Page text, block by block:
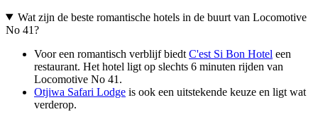
Wat zijn de beste romantische hotels in de buurt van Locomotive
No 41?
Voor een romantisch verblijf biedt C'est Si Bon Hotel een
restaurant. Het hotel ligt op slechts 6 minuten rijden van
Locomotive No 41.
Otjiwa Safari Lodge is ook een uitstekende keuze en ligt wat
verderop.